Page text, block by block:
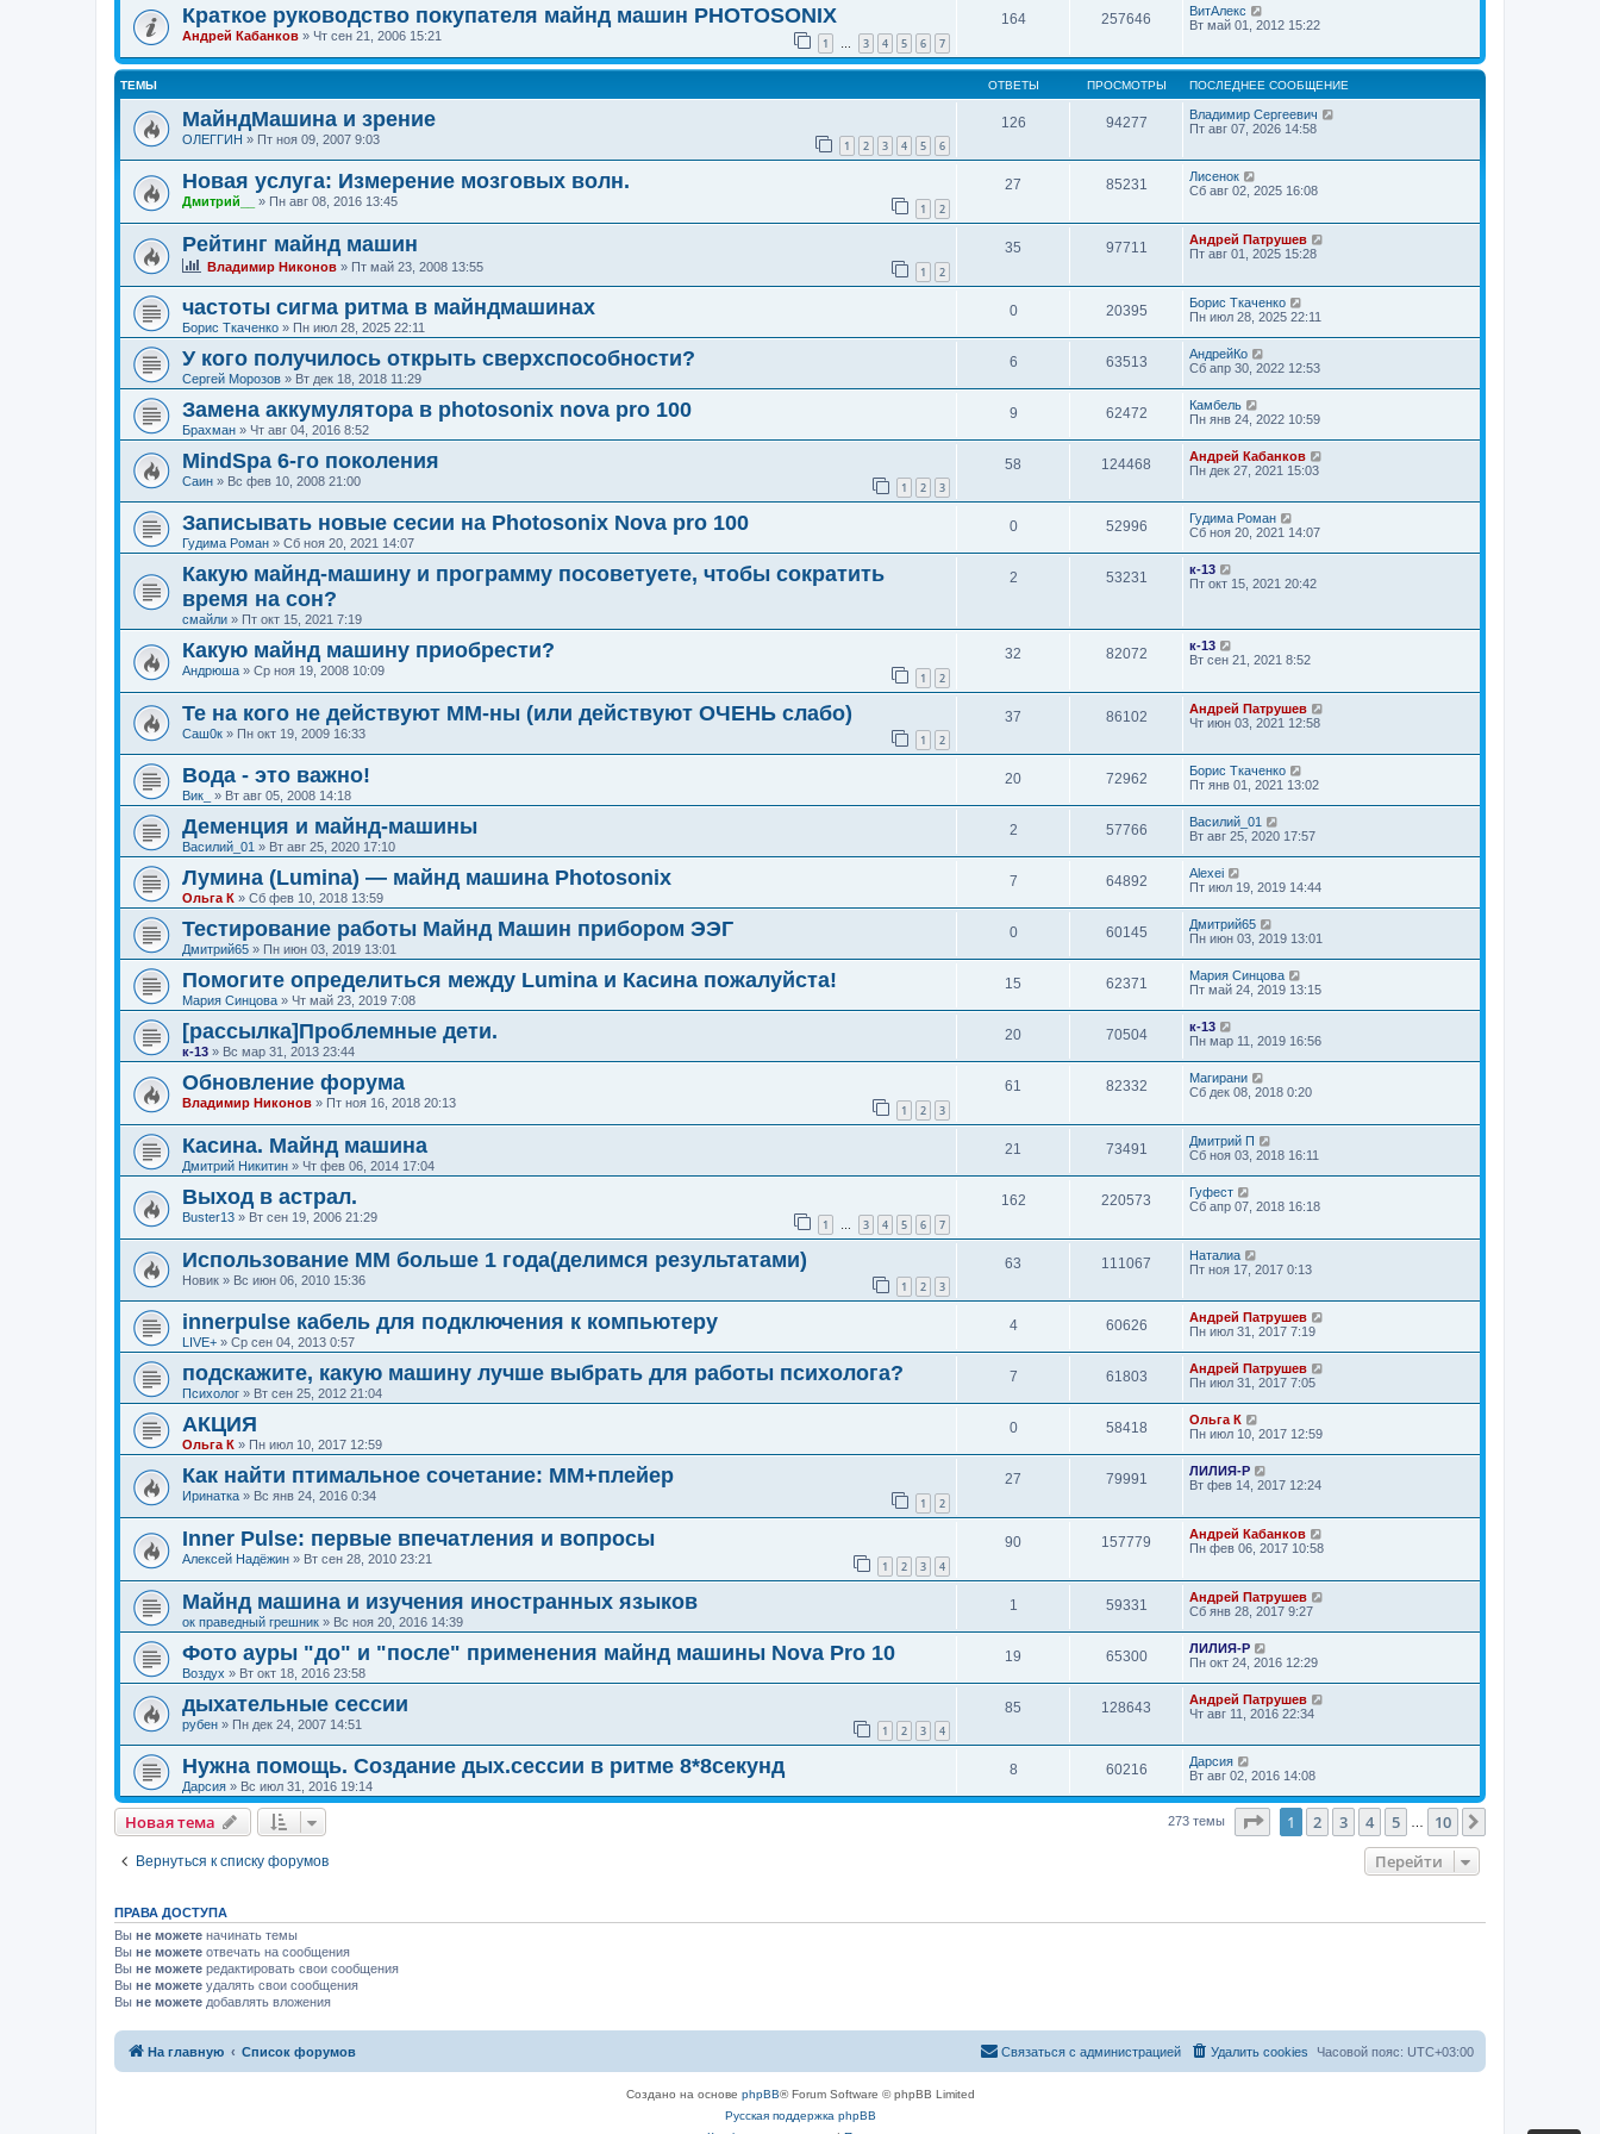
Краткое руководство покупателя майнд машин PHOTOSONIX
Андрей Кабанков » Чт сен 21, 2006 15:21 1 … 3 4 5 6 7
164 257646
ВитАлекс
Вт май 01, 2012 15:22
ТЕМЫ ОТВЕТЫ ПРОСМОТРЫ ПОСЛЕДНЕЕ СООБЩЕНИЕ
МайндМашина и зрение
ОЛЕГГИН » Пт ноя 09, 2007 9:03 1 2 3 4 5 6
126 94277
Владимир Сергеевич
Пт авг 07, 2026 14:58
Новая услуга: Измерение мозговых волн.
Дмитрий__ » Пн авг 08, 2016 13:45 1 2
27 85231
Лисенок
Сб авг 02, 2025 16:08
Рейтинг майнд машин
Владимир Никонов » Пт май 23, 2008 13:55 1 2
35 97711
Андрей Патрушев
Пт авг 01, 2025 15:28
частоты сигма ритма в майндмашинах
Борис Ткаченко » Пн июл 28, 2025 22:11
0 20395
Борис Ткаченко
Пн июл 28, 2025 22:11
У кого получилось открыть сверхспособности?
Сергей Морозов » Вт дек 18, 2018 11:29
6 63513
АндрейКо
Сб апр 30, 2022 12:53
Замена аккумулятора в photosonix nova pro 100
Брахман » Чт авг 04, 2016 8:52
9 62472
Камбель
Пн янв 24, 2022 10:59
MindSpa 6-го поколения
Саин » Вс фев 10, 2008 21:00 1 2 3
58 124468
Андрей Кабанков
Пн дек 27, 2021 15:03
Записывать новые сесии на Photosonix Nova pro 100
Гудима Роман » Сб ноя 20, 2021 14:07
0 52996
Гудима Роман
Сб ноя 20, 2021 14:07
Какую майнд-машину и программу посоветуете, чтобы сократить
время на сон?
смайли » Пт окт 15, 2021 7:19
2 53231
к-13
Пт окт 15, 2021 20:42
Какую майнд машину приобрести?
Андрюша » Ср ноя 19, 2008 10:09 1 2
32 82072
к-13
Вт сен 21, 2021 8:52
Те на кого не действуют ММ-ны (или действуют ОЧЕНЬ слабо)
Саш0к » Пн окт 19, 2009 16:33 1 2
37 86102
Андрей Патрушев
Чт июн 03, 2021 12:58
Вода - это важно!
Вик_ » Вт авг 05, 2008 14:18
20 72962
Борис Ткаченко
Пт янв 01, 2021 13:02
Деменция и майнд-машины
Василий_01 » Вт авг 25, 2020 17:10
2 57766
Василий_01
Вт авг 25, 2020 17:57
Лумина (Lumina) — майнд машина Photosonix
Ольга К » Сб фев 10, 2018 13:59
7 64892
Alexei
Пт июл 19, 2019 14:44
Тестирование работы Майнд Машин прибором ЭЭГ
Дмитрий65 » Пн июн 03, 2019 13:01
0 60145
Дмитрий65
Пн июн 03, 2019 13:01
Помогите определиться между Lumina и Касина пожалуйста!
Мария Синцова » Чт май 23, 2019 7:08
15 62371
Мария Синцова
Пт май 24, 2019 13:15
[рассылка]Проблемные дети.
к-13 » Вс мар 31, 2013 23:44
20 70504
к-13
Пн мар 11, 2019 16:56
Обновление форума
Владимир Никонов » Пт ноя 16, 2018 20:13 1 2 3
61 82332
Магирани
Сб дек 08, 2018 0:20
Касина. Майнд машина
Дмитрий Никитин » Чт фев 06, 2014 17:04
21 73491
Дмитрий П
Сб ноя 03, 2018 16:11
Выход в астрал.
Buster13 » Вт сен 19, 2006 21:29 1 … 3 4 5 6 7
162 220573
Гуфест
Сб апр 07, 2018 16:18
Использование ММ больше 1 года(делимся результатами)
Новик » Вс июн 06, 2010 15:36 1 2 3
63 111067
Наталиа
Пт ноя 17, 2017 0:13
innerpulse кабель для подключения к компьютеру
LIVE+ » Ср сен 04, 2013 0:57
4 60626
Андрей Патрушев
Пн июл 31, 2017 7:19
подскажите, какую машину лучше выбрать для работы психолога?
Психолог » Вт сен 25, 2012 21:04
7 61803
Андрей Патрушев
Пн июл 31, 2017 7:05
АКЦИЯ
Ольга К » Пн июл 10, 2017 12:59
0 58418
Ольга К
Пн июл 10, 2017 12:59
Как найти птимальное сочетание: ММ+плейер
Иринатка » Вс янв 24, 2016 0:34 1 2
27 79991
ЛИЛИЯ-Р
Вт фев 14, 2017 12:24
Inner Pulse: первые впечатления и вопросы
Алексей Надёжин » Вт сен 28, 2010 23:21 1 2 3 4
90 157779
Андрей Кабанков
Пн фев 06, 2017 10:58
Майнд машина и изучения иностранных языков
ок праведный грешник » Вс ноя 20, 2016 14:39
1 59331
Андрей Патрушев
Сб янв 28, 2017 9:27
Фото ауры "до" и "после" применения майнд машины Nova Pro 10
Воздух » Вт окт 18, 2016 23:58
19 65300
ЛИЛИЯ-Р
Пн окт 24, 2016 12:29
дыхательные сессии
рубен » Пн дек 24, 2007 14:51 1 2 3 4
85 128643
Андрей Патрушев
Чт авг 11, 2016 22:34
Нужна помощь. Создание дых.сессии в ритме 8*8секунд
Дарсия » Вс июл 31, 2016 19:14
8 60216
Дарсия
Вт авг 02, 2016 14:08
Новая тема 273 темы Страница1 из 10
1 2 3 4 5 10
Вернуться к списку форумов Перейти
ПРАВА ДОСТУПА
Вы не можете начинать темы
Вы не можете отвечать на сообщения
Вы не можете редактировать свои сообщения
Вы не можете удалять свои сообщения
Вы не можете добавлять вложения
На главную Список форумов Часовой пояс: UTC+03:00
Удалить cookies
Связаться с администрацией
Создано на основе phpBB® Forum Software © phpBB Limited
Русская поддержка phpBB